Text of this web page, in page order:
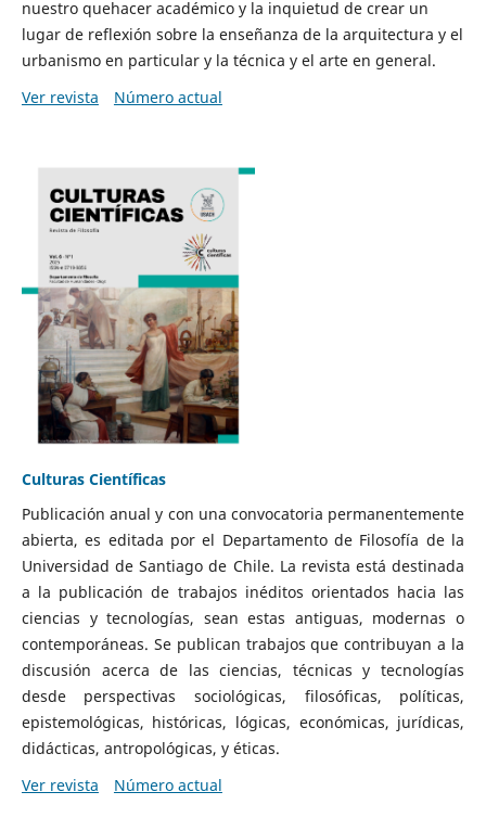
nuestro quehacer académico y la inquietud de crear un
lugar de reflexión sobre la enseñanza de la arquitectura y el
urbanismo en particular y la técnica y el arte en general.
Ver revista
Número actual
Culturas Científicas
Publicación anual y con una convocatoria permanentemente
abierta, es editada por el Departamento de Filosofía de la
Universidad de Santiago de Chile. La revista está destinada
a la publicación de trabajos inéditos orientados hacia las
ciencias y tecnologías, sean estas antiguas, modernas o
contemporáneas. Se publican trabajos que contribuyan a la
discusión acerca de las ciencias, técnicas y tecnologías
desde perspectivas sociológicas, filosóficas, políticas,
epistemológicas, históricas, lógicas, económicas, jurídicas,
didácticas, antropológicas, y éticas.
Ver revista
Número actual